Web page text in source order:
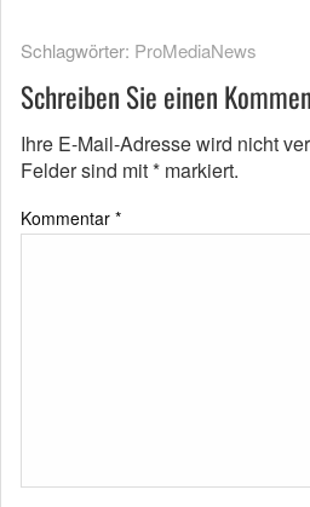
Schlagwörter: ProMediaNews
Schreiben Sie einen
Ihre E-Mail-Adresse wird nicht
Felder sind mit* markiert.
Kommentar *